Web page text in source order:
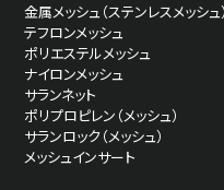
金属メッシュ（ステンレスメッシュ）
テフロンメッシュ
ポリエステルメッシュ
ナイロンメッシュ
サランネット
ポリプロピレン（メッシュ）
サランロック（メッシュ）
メッシュインサート